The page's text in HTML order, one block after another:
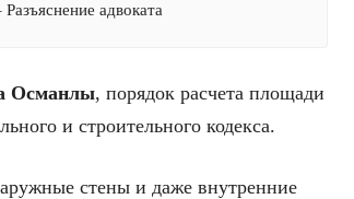
адвоката
Османлы, порядок расчета площади
и строительного кодекса.
стены и даже внутренние